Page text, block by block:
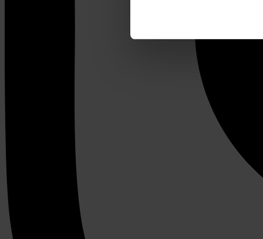
Lees meer over hoe uw
We gebruiken cookies om
websiteverkeer te
media, adverteren en
verstrekt of die ze hebben